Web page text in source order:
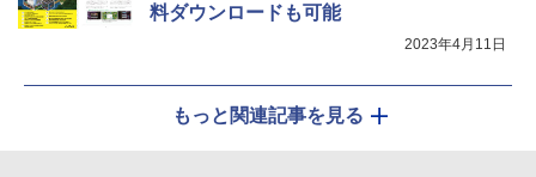
料ダウンロードも可能
2023年4月11日
もっと関連記事を見る